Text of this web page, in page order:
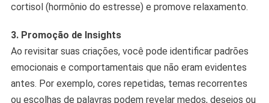
cortisol (hormônio do estresse) e promove relaxamento.
3. Promoção de Insights
Ao revisitar suas criações, você pode identificar padrões
emocionais e comportamentais que não eram evidentes
antes. Por exemplo, cores repetidas, temas recorrentes
ou escolhas de palavras podem revelar medos, desejos ou